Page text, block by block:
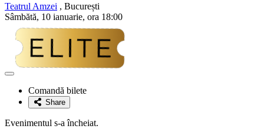
Teatrul Amzei , București
Sâmbătă, 10 ianuarie, ora 18:00
Adaugă
favoriteComandă bilete
Share
Evenimentul s-a încheiat.